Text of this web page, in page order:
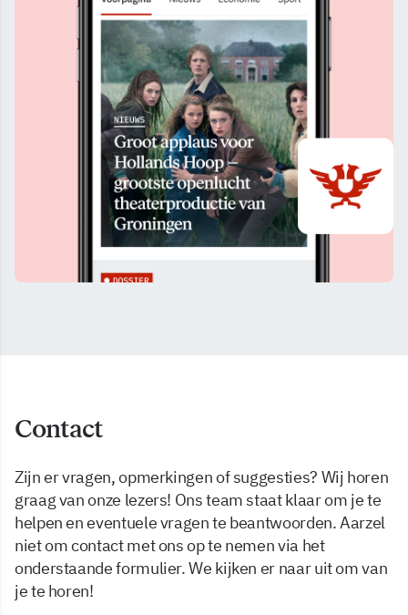
Contact
Zijn er vragen, opmerkingen of suggesties? Wij horen
graag van onze lezers! Ons team staat klaar om je te
helpen en eventuele vragen te beantwoorden. Aarzel
niet om contact met ons op te nemen via het
onderstaande formulier. We kijken er naar uit om van
je te horen!